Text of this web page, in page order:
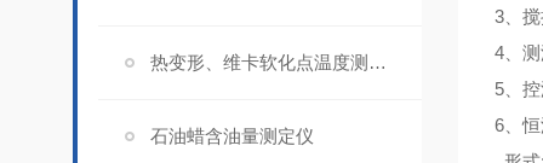
热变形、维卡软化点温度测定仪
石油蜡含油量测定仪
3、
4、
5、
6、